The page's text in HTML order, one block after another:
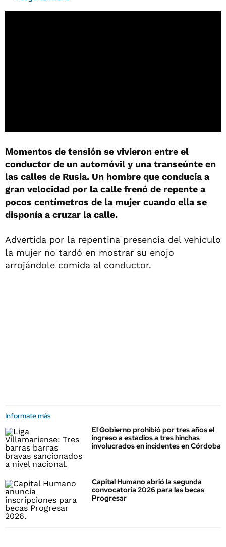
Momentos de tensión se vivieron entre el
conductor de un automóvil y una transeúnte en
las calles de Rusia. Un hombre que conducía a
gran velocidad por la calle frenó de repente a
pocos centímetros de la mujer cuando ella se
disponía a cruzar la calle.
Advertida por la repentina presencia del vehículo
la mujer no tardó en mostrar su enojo
arrojándole comida al conductor.
Informate más
El Gobierno prohibió por tres años el
ingreso a estadios a tres hinchas
involucrados en incidentes en Córdoba
Capital Humano abrió la segunda
convocatoria 2026 para las becas
Progresar